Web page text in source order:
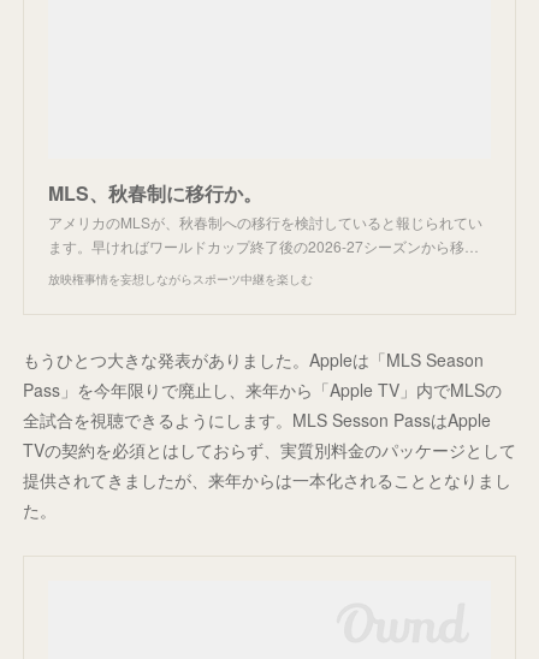
MLS、秋春制に移行か。
アメリカのMLSが、秋春制への移行を検討していると報じられてい
ます。早ければワールドカップ終了後の2026-27シーズンから移…
放映権事情を妄想しながらスポーツ中継を楽しむ
もうひとつ大きな発表がありました。Appleは「MLS Season
Pass」を今年限りで廃止し、来年から「Apple TV」内でMLSの
全試合を視聴できるようにします。MLS Sesson PassはApple
TVの契約を必須とはしておらず、実質別料金のパッケージとして
提供されてきましたが、来年からは一本化されることとなりまし
た。